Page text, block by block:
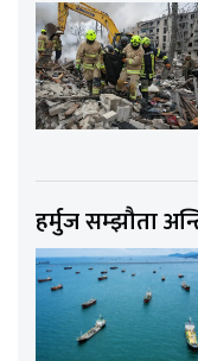
हर्मुज सम्झौता